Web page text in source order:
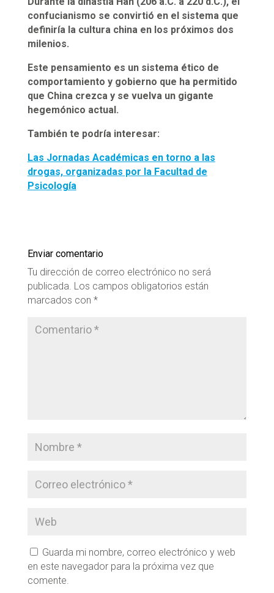
confucianismo se convirtió en el sistema que
definiría la cultura china en los próximos dos
milenios.
Este pensamiento es un sistema ético de
comportamiento y gobierno que ha permitido
que China crezca y se vuelva un gigante
hegemónico actual.
También te podría interesar:
Las Jornadas Académicas en torno a las
drogas, organizadas por la Facultad de
Psicología
Enviar comentario
Tu dirección de correo electrónico no será
publicada. Los campos obligatorios están
marcados con *
Guarda mi nombre, correo electrónico y web
en este navegador para la próxima vez que
comente.